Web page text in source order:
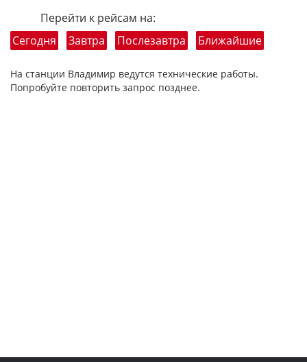
Перейти к рейсам на:
Сегодня
Завтра Послезавтра Ближайшие
На станции Владимир ведутся технические работы.
Попробуйте повторить запрос позднее.